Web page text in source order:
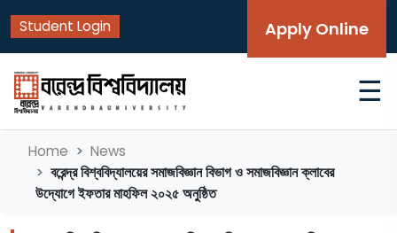
Student Login Apply Online
☰
Home News
বরেন্দ্র বিশ্ববিদ্যালয়ের সমাজবিজ্ঞান বিভাগ ও সমাজবিজ্ঞান ক্লাবের
উদ্যোগে ইফতার মাহফিল ২০২৫ অনুষ্ঠিত